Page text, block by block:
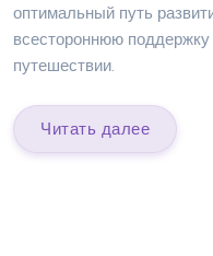
оптимальный путь
всестороннюю
путешествии.
Читать далее